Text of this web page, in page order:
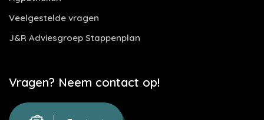
Veelgestelde vragen
J&R Adviesgroep Stappenplan
Vragen? Neem contact op!